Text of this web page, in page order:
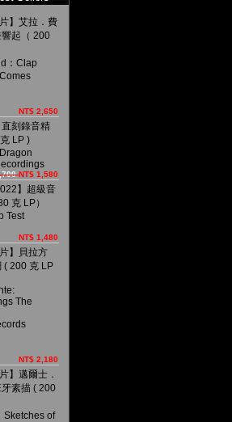
】艾拉．費
起（ 200
：Clap
NT$ 2,650
直刻錄音精
LP )
NT$ 1,580
】超級音
克 LP）
Test
NT$ 1,480
】貝拉方
( 200 克 LP
The
NT$ 2,180
】邁爾士．
素描 ( 200
Sketches of